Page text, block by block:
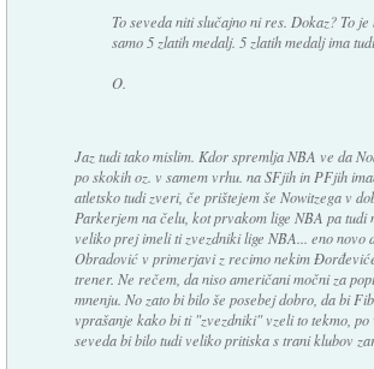
To seveda niti slučajno ni res. Dokaz? To
samo 5 zlatih medalj. 5 zlatih medalj ima
O.
Jaz tudi tako mislim. Kdor spremlja NBA ve da
po skokih oz. v samem vrhu. na SFjih in PFjih
atletsko tudi zveri, če prištejem še Nowitzega v
Parkerjem na čelu, kot prvakom lige NBA pa
veliko prej imeli ti zvezdniki lige NBA... eno novo
Obradović v primerjavi z recimo nekim
trener. Ne rečem, da niso američani močni za
mnenju. No zato bi bilo še posebej dobro, da bi
vprašanje kako bi ti "zvezdniki" vzeli to tekmo,
seveda bi bilo tudi veliko pritiska s trani klubov